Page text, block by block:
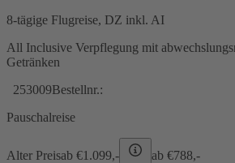
8-tägige Flugreise, DZ inkl. AI
All Inclusive Verpflegung mit
Getränken
253009Bestellnr.:
Pauschalreise
Alter Preisab €1.099,- ab €788,-